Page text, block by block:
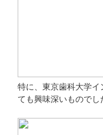
特に、東京歯科大学イ
ても興味深いものでし